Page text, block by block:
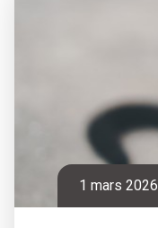
1 mars 2026